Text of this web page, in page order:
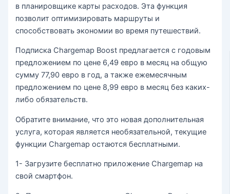
в планировщике карты расходов. Эта функция
позволит оптимизировать маршруты и
способствовать экономии во время путешествий.
Подписка Chargemap Boost предлагается с годовым
предложением по цене 6,49 евро в месяц на общую
сумму 77,90 евро в год, а также ежемесячным
предложением по цене 8,99 евро в месяц без каких-
либо обязательств.
Обратите внимание, что это новая дополнительная
услуга, которая является необязательной, текущие
функции Chargemap остаются бесплатными.
1- Загрузите бесплатно приложение Chargemap на
свой смартфон.